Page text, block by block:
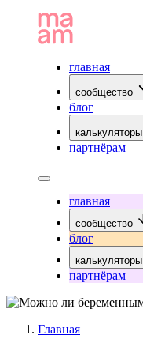
главная
сообщество
блог
калькуляторы
партнёрам
главная
сообщество
блог
калькуляторы
партнёрам
Главная